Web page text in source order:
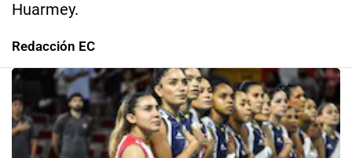
Huarmey.
Redacción EC